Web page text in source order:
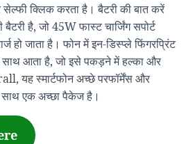
सेल्फी क्लिक करता है। बैटरी की बात करें
है, जो 45W फास्ट चार्जिंग सपोर्ट
हो जाता है। फोन में इन-डिस्प्ले फिंगरप्रिंट
आता है, जो इसे पकड़ने में हल्का और
यह स्मार्टफोन अच्छे परफॉर्मेंस और
साथ एक अच्छा पैकेज है।